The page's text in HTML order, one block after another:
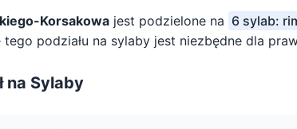
Korsakowa jest podzielone na 6 sylab:
tego podziału na sylaby jest niezbędne dla
na Sylaby